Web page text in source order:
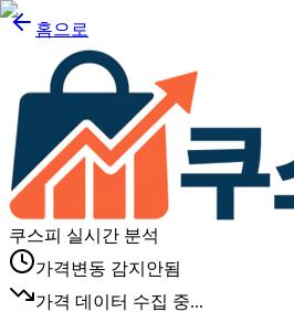
홈으로
쿠스피 실시간 분석
가격변동 감지안됨
가격 데이터 수집 중...